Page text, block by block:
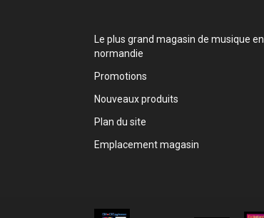
Le plus grand magasin de musique en
normandie
Promotions
Nouveaux produits
Plan du site
Emplacement magasin